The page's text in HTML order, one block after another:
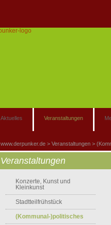
Aktuelles Veranstaltungen
www.derpunker.de Veranstaltungen
Veranstaltungen
Konzerte, Kunst und
Kleinkunst
Stadtteilfrühstück
(Kommunal-)politisches